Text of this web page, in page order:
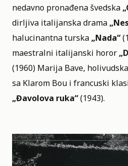
nedavno pronađena švedska
dirljiva italijanska drama
halucinantna turska „Nada“
maestralni italijanski horor
(1960) Marija Bave,
sa Klarom Bou i francuski
„Đavolova ruka“(1943).